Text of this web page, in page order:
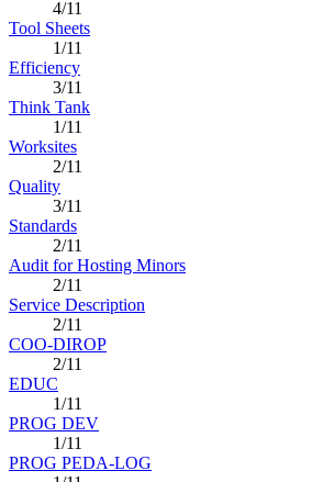
4/11
Tool Sheets
1/11
Efficiency
3/11
Think Tank
1/11
Worksites
2/11
Quality
3/11
Standards
2/11
Audit for Hosting Minors
2/11
Service Description
2/11
COO-DIROP
2/11
EDUC
1/11
PROG DEV
1/11
PROG PEDA-LOG